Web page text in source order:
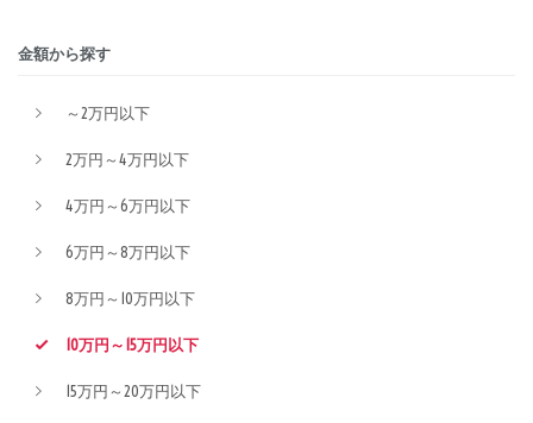
金額から探す
～2万円以下
2万円～4万円以下
4万円～6万円以下
6万円～8万円以下
8万円～10万円以下
10万円～15万円以下
15万円～20万円以下